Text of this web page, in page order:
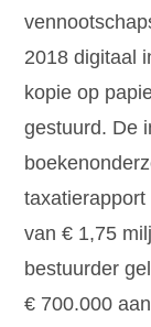
2018 digitaal
kopie op
gestuurd. De
van € 1,75
bestuurder
€ 700.000